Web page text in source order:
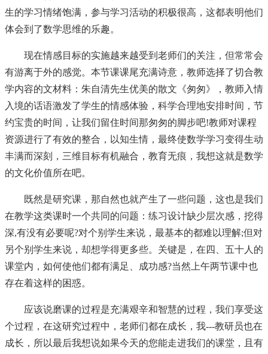
生的学习情绪饱满，参与学习活动的积极很高，这都表明他们
体会到了数学思维的乐趣。
现在情感目标的实施越来越受到老师们的关注，但常常会
有游离于外的感觉。本节课课尾充满诗意，教师选择了切合教
学内容的文材料：朱自清先生优美的散文《匆匆》，教师入情
入境的话语激发了学生的情感体验，科学合理地安排时间，节
约宝贵的时间，让我们留住时间那匆匆的脚步吧!教师对课程
资源进行了有效的整合，以知生情，最终使数学学习变得生动
丰满而深刻，三维目标有机融合，教育无痕，我想这就是数学
的文化价值所在吧。
既然是研究课，那自然也就产生了一些问题，这也是我们
在教学这类课时一个共同的问题：练习设计缺少层次感，挖得
深,有没有必要呢?对个别学生来说，最基本的都难以理解;但对
另个别学生来说，却想学得更多些。关键是，在四、五十人的
课堂内，如何使他们都有满足、成功感?当然上午两节课中也
存在着这样的困惑。
应该说磨课的过程是充满艰辛和智慧的过程，我们享受这
个过程，在这研究过程中，老师们都在成长，我---教研员也在
成长，所以最后我想说如果今天的您能走进我们的课堂，且有